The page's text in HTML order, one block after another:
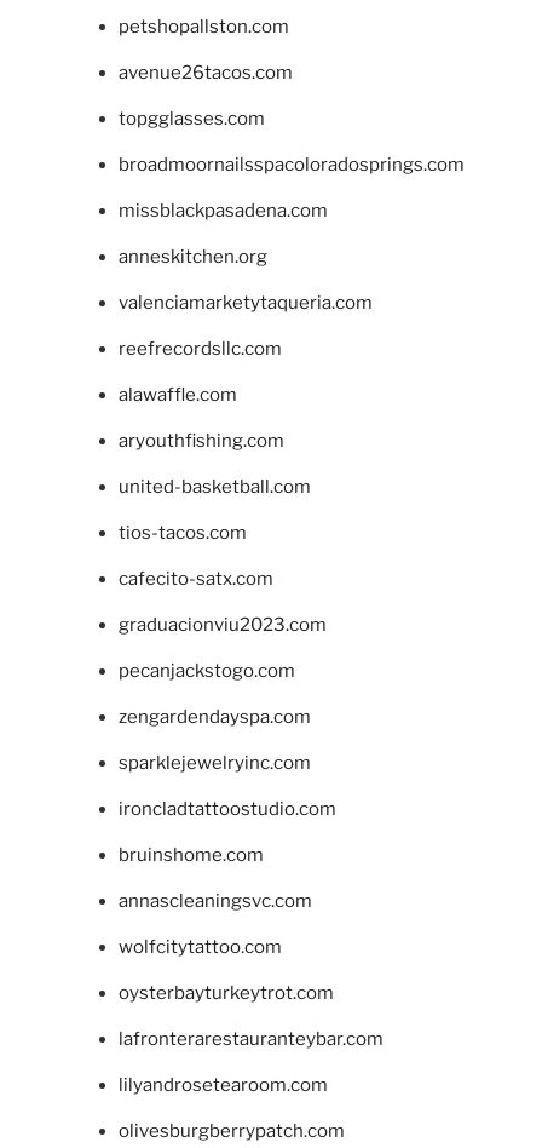
petshopallston.com
avenue26tacos.com
topgglasses.com
broadmoornailsspacoloradosprings.com
missblackpasadena.com
anneskitchen.org
valenciamarketytaqueria.com
reefrecordsllc.com
alawaffle.com
aryouthfishing.com
united-basketball.com
tios-tacos.com
cafecito-satx.com
graduacionviu2023.com
pecanjackstogo.com
zengardendayspa.com
sparklejewelryinc.com
ironcladtattoostudio.com
bruinshome.com
annascleaningsvc.com
wolfcitytattoo.com
oysterbayturkeytrot.com
lafronterarestauranteybar.com
lilyandrosetearoom.com
olivesburgberrypatch.com